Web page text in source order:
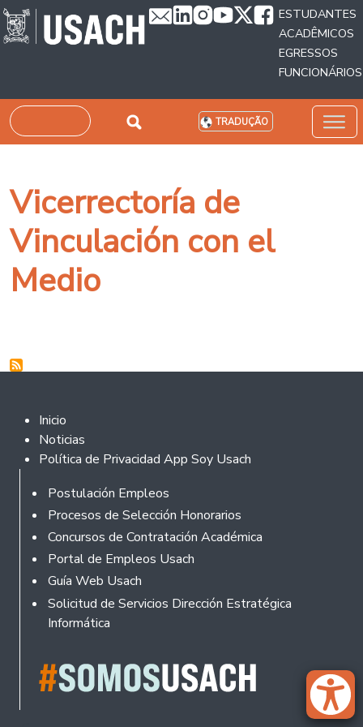
Passar para o conteúdo principal
ESTUDANTES
ACADÊMICOS
EGRESSOS
FUNCIONÁRIOS
Pesquisar TRADUÇÃO
Vicerrectoría de
Vinculación con el
Medio
Footer 2
Inicio
Noticias
Política de Privacidad App Soy Usach
Rodapé
Postulación Empleos
Procesos de Selección Honorarios
Concursos de Contratación Académica
Portal de Empleos Usach
Guía Web Usach
Solicitud de Servicios Dirección Estratégica
Informática